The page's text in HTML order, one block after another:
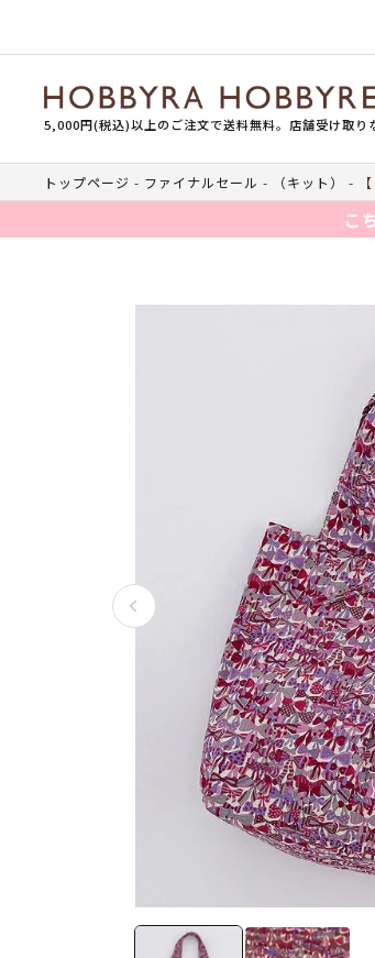
5,000円(税込)以上のご注文で送料無料。店舗受け取り
トップページ ファイナルセール （キット）
こ